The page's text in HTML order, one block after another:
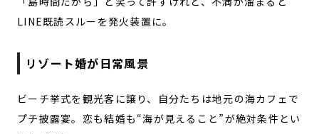
LINE既読スルーを発火装置に。
リゾート婚が日常風景
ビーチ挙式を観光客に譲り、自分たちは地元の海カフェで
プチ披露宴。恋も結婚も“海が見えること”が絶対条件とい